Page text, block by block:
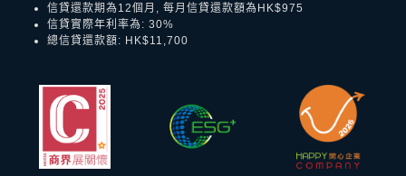
信貸還款期為12個月, 每月信貸還款額為HK$975
信貸實際年利率為: 30%
總信貸還款額: HK$11,700